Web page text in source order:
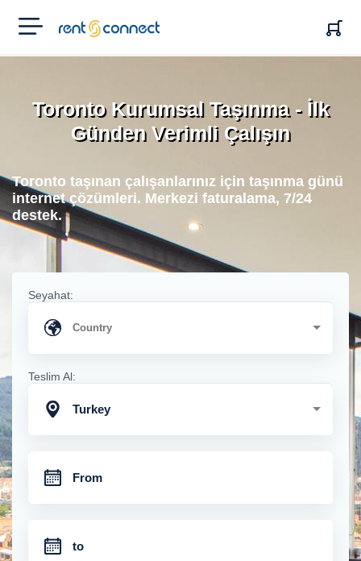
RENT'N
CONNECT
Toronto Kurumsal Taşınma - İlk
Günden Verimli Çalışın
Toronto taşınan çalışanlarınız için taşınma günü
internet çözümleri. Merkezi faturalama, 7/24
destek.
Seyahat:
Teslim Al:
Turkey